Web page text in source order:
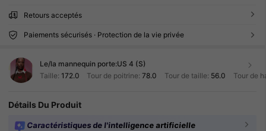
Retours acceptés
Paiements sécurisés · Protection de la vie privée
Le/la mannequin porte:US 4 (S)
Taille: 172.0 Tour de poitrine:78.0 Tour de taille: 56.0 Tour de
Détails Du Produit
Caractéristiques de l'intelligence artificielle